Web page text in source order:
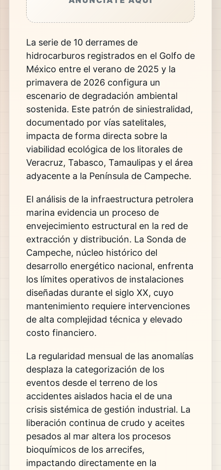
La serie de 10 derrames de
hidrocarburos registrados en el Golfo de
México entre el verano de 2025 y la
primavera de 2026 configura un
escenario de degradación ambiental
sostenida. Este patrón de siniestralidad,
documentado por vías satelitales,
impacta de forma directa sobre la
viabilidad ecológica de los litorales de
Veracruz, Tabasco, Tamaulipas y el área
adyacente a la Península de Campeche.
El análisis de la infraestructura petrolera
marina evidencia un proceso de
envejecimiento estructural en la red de
extracción y distribución. La Sonda de
Campeche, núcleo histórico del
desarrollo energético nacional, enfrenta
los límites operativos de instalaciones
diseñadas durante el siglo XX, cuyo
mantenimiento requiere intervenciones
de alta complejidad técnica y elevado
costo financiero.
La regularidad mensual de las anomalías
desplaza la categorización de los
eventos desde el terreno de los
accidentes aislados hacia el de una
crisis sistémica de gestión industrial. La
liberación continua de crudo y aceites
pesados al mar altera los procesos
bioquímicos de los arrecifes,
impactando directamente en la